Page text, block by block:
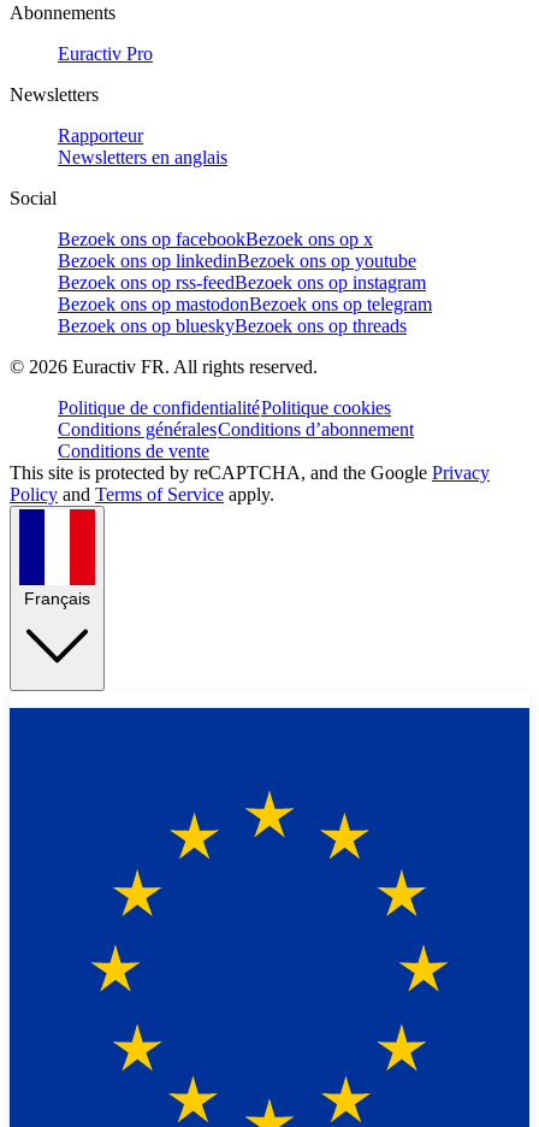
Abonnements
Euractiv Pro
Newsletters
Rapporteur
Newsletters en anglais
Social
Bezoek ons op facebookBezoek ons op x
Bezoek ons op linkedinBezoek ons op youtube
Bezoek ons op rss-feedBezoek ons op instagram
Bezoek ons op mastodonBezoek ons op telegram
Bezoek ons op blueskyBezoek ons op threads
© 2026 Euractiv FR. All rights reserved.
Politique de confidentialitéPolitique cookies
Conditions généralesConditions d’abonnement
Conditions de vente
This site is protected by reCAPTCHA, and the Google Privacy
Policy and Terms of Service apply.
Français